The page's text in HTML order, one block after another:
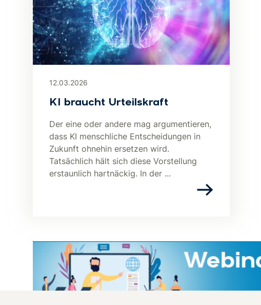
12.03.2026
KI braucht Urteilskraft
Der eine oder andere mag argumentieren,
dass KI menschliche Entscheidungen in
Zukunft ohnehin ersetzen wird.
Tatsächlich hält sich diese Vorstellung
erstaunlich hartnäckig. In der ...